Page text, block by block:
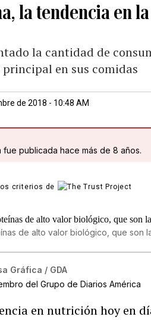
la tendencia en
la cantidad de
en sus comidas
de 2018 - 10:48 AM
fue publicada hace más de 8 años.
criterios de
de alto valor biológico, que son
Gráfica / GDA
del Grupo de Diarios América
en nutrición hoy en